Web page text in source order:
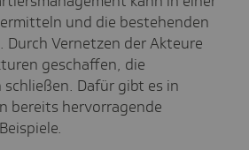
und die bestehenden
Vernetzen der Akteure
geschaffen, die
Dafür gibt es in
bereits hervorragende